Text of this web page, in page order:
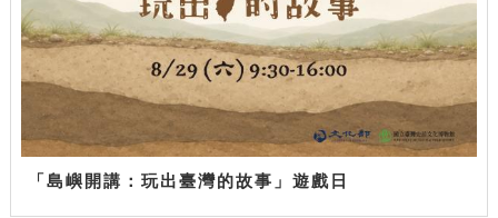
「島嶼開講：玩出臺灣的故事」遊戲日